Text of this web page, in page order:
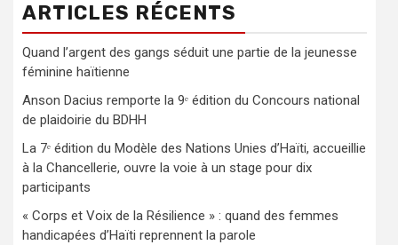
ARTICLES RÉCENTS
Quand l’argent des gangs séduit une partie de la jeunesse
féminine haïtienne
Anson Dacius remporte la 9ᵉ édition du Concours national
de plaidoirie du BDHH
La 7ᵉ édition du Modèle des Nations Unies d’Haïti, accueillie
à la Chancellerie, ouvre la voie à un stage pour dix
participants
« Corps et Voix de la Résilience » : quand des femmes
handicapées d’Haïti reprennent la parole